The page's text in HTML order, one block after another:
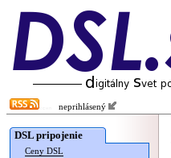
neprihlásený
DSL pripojenie
Ceny DSL